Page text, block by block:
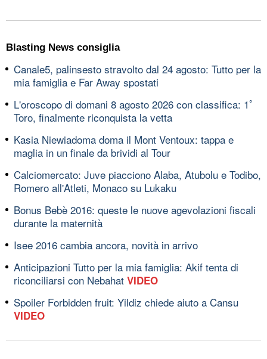
Blasting News consiglia
Canale5, palinsesto stravolto dal 24 agosto: Tutto per la
mia famiglia e Far Away spostati
L'oroscopo di domani 8 agosto 2026 con classifica: 1ﾟ
Toro, finalmente riconquista la vetta
Kasia Niewiadoma doma il Mont Ventoux: tappa e
maglia in un finale da brividi al Tour
Calciomercato: Juve piacciono Alaba, Atubolu e Todibo,
Romero all'Atleti, Monaco su Lukaku
Bonus Bebè 2016: queste le nuove agevolazioni fiscali
durante la maternità
Isee 2016 cambia ancora, novità in arrivo
Anticipazioni Tutto per la mia famiglia: Akif tenta di
riconciliarsi con Nebahat VIDEO
Spoiler Forbidden fruit: Yildiz chiede aiuto a Cansu
VIDEO